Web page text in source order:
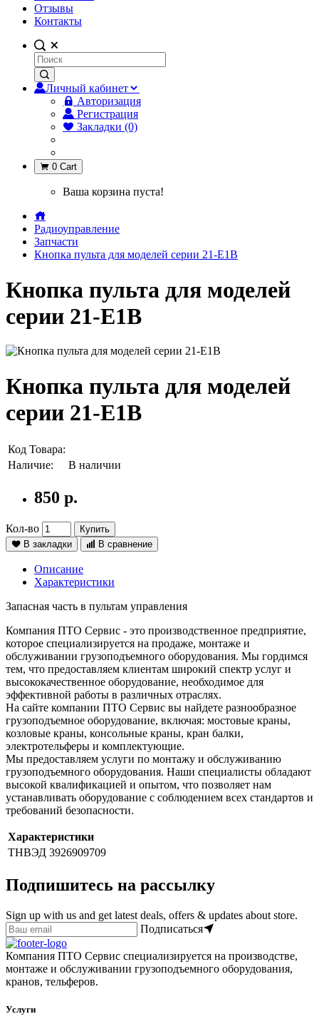
Отзывы
Контакты
Личный кабинет
Авторизация
Регистрация
Закладки (0)
0 Cart
Ваша корзина пуста!
Радиоуправление
Запчасти
Кнопка пульта для моделей серии 21-Е1В
Кнопка пульта для моделей
серии 21-Е1В
Кнопка пульта для моделей
серии 21-Е1В
Код Товара:
Наличие:
В наличии
850 р.
Кол-во
Купить
В закладки
В сравнение
Описание
Характеристики
Запасная часть в пультам управления
Компания ПТО Сервис - это производственное предприятие,
которое специализируется на продаже, монтаже и
обслуживании грузоподъемного оборудования. Мы гордимся
тем, что предоставляем клиентам широкий спектр услуг и
высококачественное оборудование, необходимое для
эффективной работы в различных отраслях.
На сайте компании ПТО Сервис вы найдете разнообразное
грузоподъемное оборудование, включая: мостовые краны,
козловые краны, консольные краны, кран балки,
электротельферы и комплектующие.
Мы предоставляем услуги по монтажу и обслуживанию
грузоподъемного оборудования. Наши специалисты обладают
высокой квалификацией и опытом, что позволяет нам
устанавливать оборудование с соблюдением всех стандартов и
требований безопасности.
Характеристики
ТНВЭД 3926909709
Подпишитесь на рассылку
Sign up with us and get latest deals, offers & updates about store.
Подписаться
Компания ПТО Сервис специализируется на производстве,
монтаже и обслуживании грузоподъемного оборудования,
кранов, тельферов.
Услуги